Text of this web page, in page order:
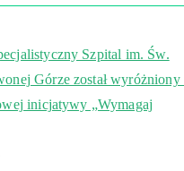
Szpital im. Św.
Górze został
inicjatywy „Wymagaj